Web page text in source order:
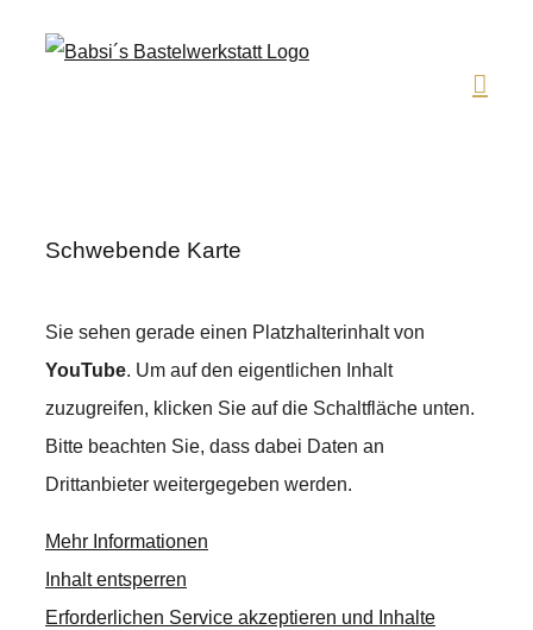
Schwebende Karte
Sie sehen gerade einen Platzhalterinhalt von
YouTube. Um auf den eigentlichen Inhalt
zuzugreifen, klicken Sie auf die Schaltfläche unten.
Bitte beachten Sie, dass dabei Daten an
Drittanbieter weitergegeben werden.
Mehr Informationen
Inhalt entsperren
Erforderlichen Service akzeptieren und Inhalte